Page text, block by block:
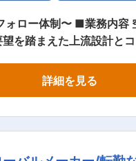
において、電気・機
を踏まえた上流設計と
の構想設計、機器選
た各種計算書・提案資
詳細を見る